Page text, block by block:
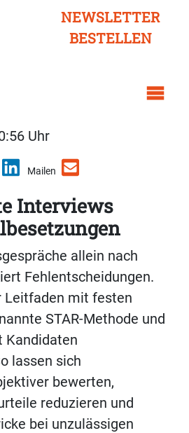
NEWSLETTER
BESTELLEN
Uhr
Mailen
Interviews
allein nach
Fehlentscheidungen.
Leitfaden mit festen
STAR-Methode und
Kandidaten
lassen sich
bewerten,
reduzieren und
bei unzulässigen